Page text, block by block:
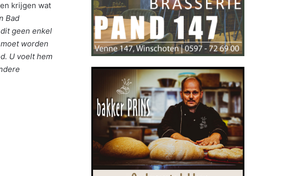
krijgen wat
Bad
geen enkel
worden
U voelt hem